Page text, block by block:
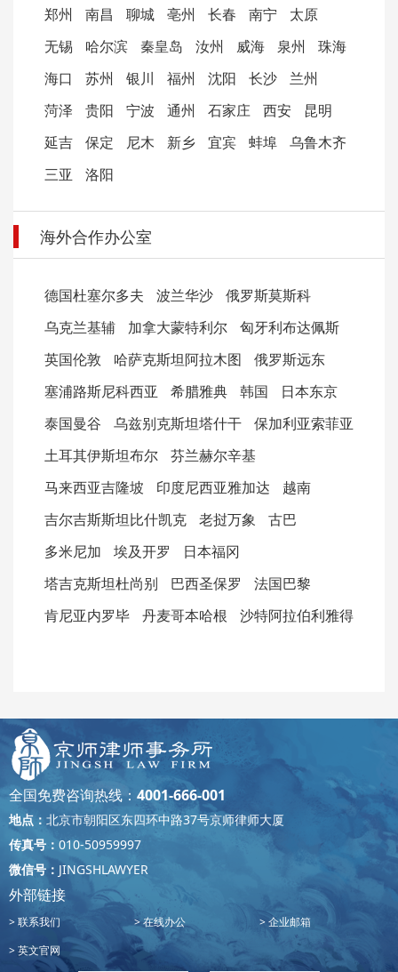
郑州
南昌 聊城 亳州 长春 南宁
太原
无锡
哈尔滨 秦皇岛 汝州 威海 泉州
珠海
海口
苏州 银川 福州 沈阳 长沙
兰州
菏泽
贵阳 宁波 通州 石家庄 西安
昆明
延吉
保定 尼木 新乡 宜宾 蚌埠
乌鲁木齐
三亚
洛阳
海外合作办公室
德国杜塞尔多夫 波兰华沙
俄罗斯莫斯科
乌克兰基辅
加拿大蒙特利尔
匈牙利布达佩斯
英国伦敦
哈萨克斯坦阿拉木图
俄罗斯远东
塞浦路斯尼科西亚
希腊雅典 韩国
日本东京
泰国曼谷
乌兹别克斯坦塔什干
保加利亚索菲亚
土耳其伊斯坦布尔
芬兰赫尔辛基
马来西亚吉隆坡
印度尼西亚雅加达
越南
吉尔吉斯斯坦比什凯克
老挝万象
古巴
多米尼加
埃及开罗
日本福冈
塔吉克斯坦杜尚别
巴西圣保罗
法国巴黎
肯尼亚内罗毕
丹麦哥本哈根 沙特阿拉伯利雅得
全国免费咨询热线： 4001-666-001
地点： 北京市朝阳区东四环中路37号京师律师大厦
传真号： 010-50959997
微信号： JINGSHLAWYER
外部链接
联系我们 在线办公
企业邮箱
英文官网